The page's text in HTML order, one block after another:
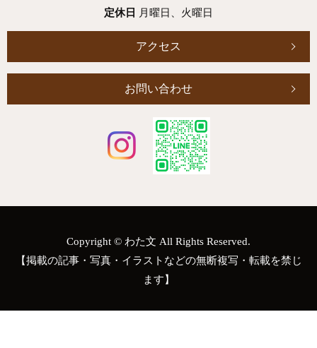
定休日
月曜日、火曜日
アクセス
お問い合わせ
Copyright © わた文 All Rights Reserved.
【掲載の記事・写真・イラストなどの無断複写・転載を禁じ
ます】